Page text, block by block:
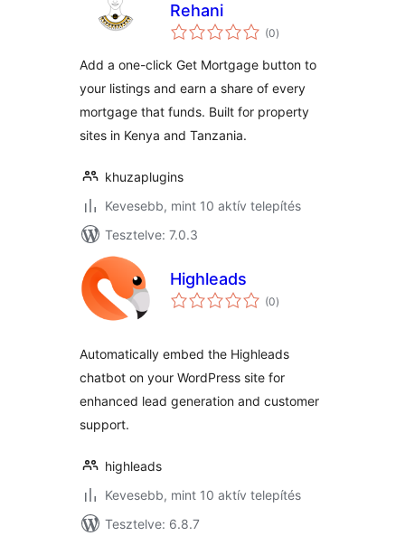
Rehani
(0értékelés
összesen
)
Add a one-click Get Mortgage button to
your listings and earn a share of every
mortgage that funds. Built for property
sites in Kenya and Tanzania.
khuzaplugins
Kevesebb, mint 10 aktív telepítés
Tesztelve: 7.0.3
Highleads
(0értékelés
összesen
)
Automatically embed the Highleads
chatbot on your WordPress site for
enhanced lead generation and customer
support.
highleads
Kevesebb, mint 10 aktív telepítés
Tesztelve: 6.8.7